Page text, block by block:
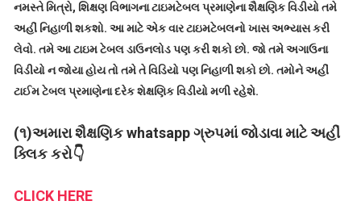
નમસ્તે મિત્રો, શિક્ષણ વિભાગના ટાઇમટેબલ પ્રમાણેના શૈક્ષણિક વિડીયો તમે
અહીં નિહાળી શકશો. આ માટે એક વાર ટાઇમટેબલનો ખાસ અભ્યાસ કરી
લેવો. તમે આ ટાઇમ ટેબલ ડાઉનલોડ પણ કરી શકો છો. જો તમે અગાઉના
વિડીયો ન જોયા હોય તો તમે તે વિડિયો પણ નિહાળી શકો છો. તમોને અહીં
ટાઈમ ટેબલ પ્રમાણેના દરેક શેક્ષણિક વિડીયો મળી રહેશે.
(૧)અમારા શૈક્ષણિક whatsapp ગ્રુપમાં જોડાવા માટે અહીં
ક્લિક કરો👇
CLICK HERE